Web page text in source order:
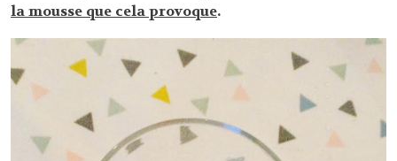
la mousse que cela provoque.